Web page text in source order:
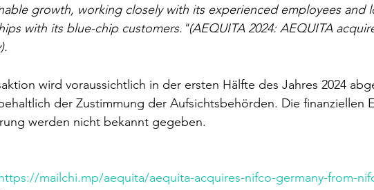
growth, working closely with its experienced employees and
with its blue-chip customers."(AEQUITA 2024: AEQUITA
wird voraussichtlich in der ersten Hälfte des Jahres 2024
der Zustimmung der Aufsichtsbehörden. Die finanziellen
werden nicht bekannt gegeben.
https://mailchi.mp/aequita/aequita-acquires-nifco-germany-from-